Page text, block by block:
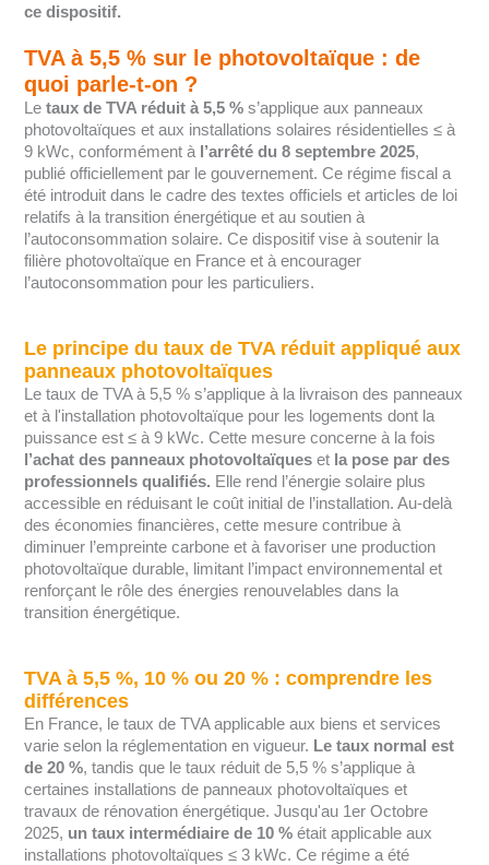
ce dispositif.
TVA à 5,5 % sur le photovoltaïque : de
quoi parle-t-on ?
Letaux de TVA réduit à 5,5 % s’applique aux panneaux
photovoltaïques et aux installations solaires résidentielles ≤ à
9 kWc, conformément à l’arrêté du 8 septembre 2025,
publié officiellement par le gouvernement. Ce régime fiscal a
été introduit dans le cadre des textes officiels et articles de loi
relatifs à la transition énergétique et au soutien à
l’autoconsommation solaire. Ce dispositif vise à soutenir la
filière photovoltaïque en France et à encourager
l’autoconsommation pour les particuliers.
Le principe du taux de TVA réduit appliqué aux
panneaux photovoltaïques
Le taux de TVA à 5,5 % s’applique à la livraison des panneaux
et à l'installation photovoltaïque pour les logements dont la
puissance est ≤ à 9 kWc. Cette mesure concerne à la fois
l’achat des panneaux photovoltaïques et la pose par des
professionnels qualifiés. Elle rend l’énergie solaire plus
accessible en réduisant le coût initial de l’installation. Au-delà
des économies financières, cette mesure contribue à
diminuer l’empreinte carbone et à favoriser une production
photovoltaïque durable, limitant l’impact environnemental et
renforçant le rôle des énergies renouvelables dans la
transition énergétique.
TVA à 5,5 %, 10 % ou 20 % : comprendre les
différences
En France, le taux de TVA applicable aux biens et services
varie selon la réglementation en vigueur. Le taux normal est
de 20 %, tandis que le taux réduit de 5,5 % s’applique à
certaines installations de panneaux photovoltaïques et
travaux de rénovation énergétique. Jusqu'au 1er Octobre
2025, un taux intermédiaire de 10 % était applicable aux
installations photovoltaïques ≤ 3 kWc. Ce régime a été